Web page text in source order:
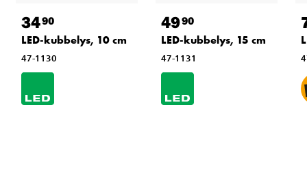
3490
LED-kubbelys, 10 cm
47-1130
4990
LED-kubbelys, 15 cm
47-1131